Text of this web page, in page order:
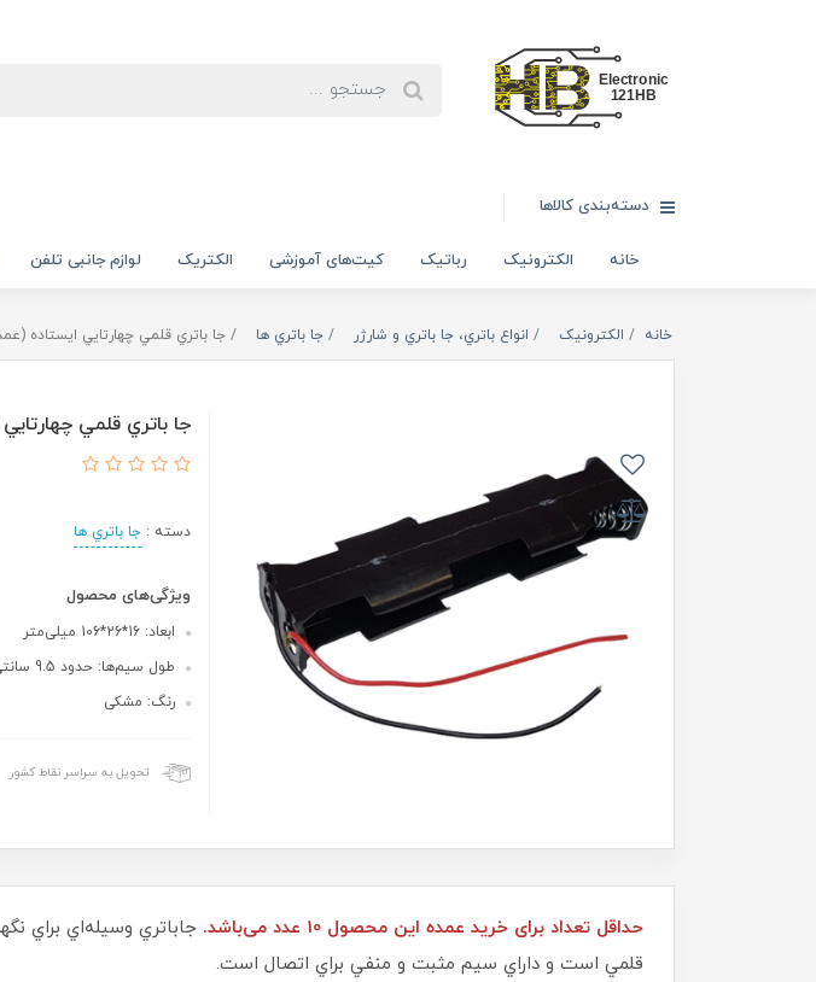
دسته‌بندی کالاها
خانه الکترونیک رباتیک کیت‌های آموزشی الکتریک لوازم جانبی تلفن
خانه الکترونیک انواع باتري، جا باتري و شارژر جا باتري ها جا باتري قلمي چهارتايي ایستاده
جا باتري قلمي
دسته :جا باتري ها
ویژگی‌های محصول
ابعاد: 16*26*106 میلی‌متر
طول سیم‌ها: حدود 9.5 سانتی‌متر
رنگ: مشکی
تحویل به سراسر نقاط کشور
حداقل تعداد برای خرید عمده این محصول 10 عدد می‌باشد.
جاباتري وسيله‌اي براي
قلمي است و داراي سيم مثبت و منفي براي اتصال است.